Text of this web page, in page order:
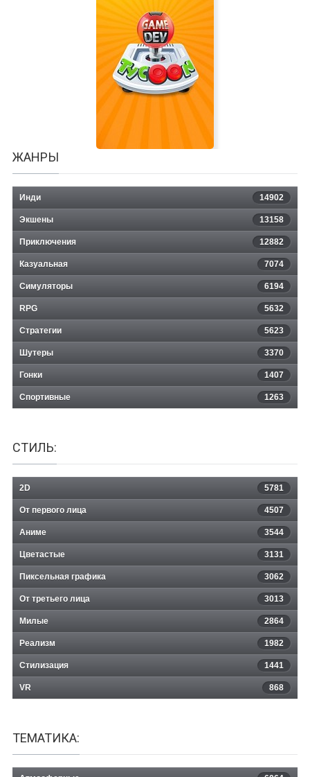
Unworthy
ЖАНРЫ
Инди 14902
Экшены 13158
Приключения 12882
Казуальная 7074
Симуляторы 6194
RPG 5632
Стратегии 5623
Шутеры 3370
Гонки 1407
Спортивные 1263
СТИЛЬ:
2D 5781
От первого лица 4507
Аниме 3544
Цветастые 3131
Пиксельная графика 3062
От третьего лица 3013
Милые 2864
Реализм 1982
Стилизация 1441
VR 868
ТЕМАТИКА: